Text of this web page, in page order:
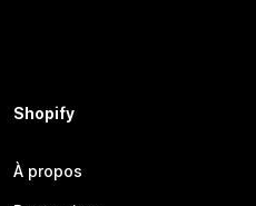
Shopify
À propos